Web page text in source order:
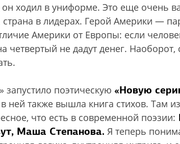
ходил в униформе. Это еще очень
страна в лидерах. Герой Америки —
Америки от Европы: если
четвертый не дадут денег.
запустило поэтическую «Новую
ней также вышла книга стихов. Там
что есть в современной поэзии:
Маша Степанова. Я теперь